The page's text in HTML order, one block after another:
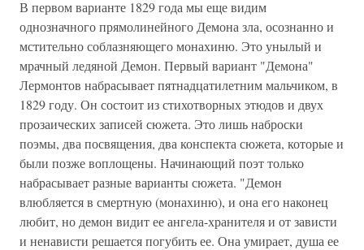
В первом варианте 1829 года мы еще видим
однозначного прямолинейного Демона зла, осознанно и
мстительно соблазняющего монахиню. Это унылый и
мрачный ледяной Демон. Первый вариант "Демона"
Лермонтов набрасывает пятнадцатилетним мальчиком, в
1829 году. Он состоит из стихотворных этюдов и двух
прозаических записей сюжета. Это лишь наброски
поэмы, два посвящения, два конспекта сюжета, которые и
были позже воплощены. Начинающий поэт только
набрасывает разные варианты сюжета. "Демон
влюбляется в смертную (монахиню), и она его наконец
любит, но демон видит ее ангела-хранителя и от зависти
и ненависти решается погубить ее. Она умирает, душа ее